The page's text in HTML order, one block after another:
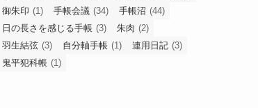
御朱印 (1) 手帳会議 (34) 手帳沼 (44)
日の長さを感じる手帳 (3) 朱肉 (2)
羽生結弦 (3) 自分軸手帳 (1) 連用日記 (3)
鬼平犯科帳 (1)